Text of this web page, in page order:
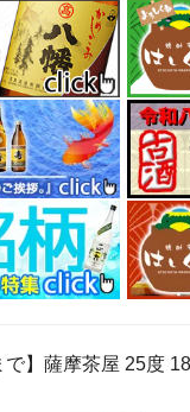
で】薩摩茶屋 25度